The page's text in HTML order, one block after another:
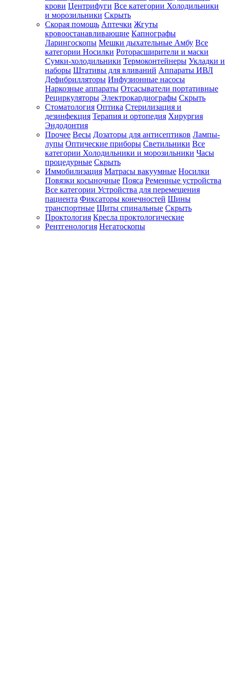
крови Центрифуги Все категории Холодильники
и морозильники Скрыть
Скорая помощь Аптечки Жгуты
кровоостанавливающие Капнографы
Ларингоскопы Мешки дыхательные Амбу Все
категории Носилки Роторасширители и маски
Сумки-холодильники Термоконтейнеры Укладки и
наборы Штативы для вливаний Аппараты ИВЛ
Дефибрилляторы Инфузионные насосы
Наркозные аппараты Отсасыватели портативные
Рециркуляторы Электрокардиографы Скрыть
Стоматология Оптика Стерилизация и
дезинфекция Терапия и ортопедия Хирургия
Эндодонтия
Прочее Весы Дозаторы для антисептиков Лампы-
лупы Оптические приборы Светильники Все
категории Холодильники и морозильники Часы
процедурные Скрыть
Иммобилизация Матрасы вакуумные Носилки
Повязки косыночные Пояса Ременные устройства
Все категории Устройства для перемещения
пациента Фиксаторы конечностей Шины
транспортные Щиты спинальные Скрыть
Проктология Кресла проктологические
Рентгенология Негатоскопы